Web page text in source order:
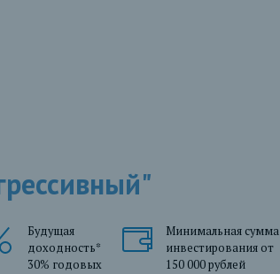
Будущая
доходность*
30% годовых
Минимальная сумма
инвестирования от
150 000 рублей